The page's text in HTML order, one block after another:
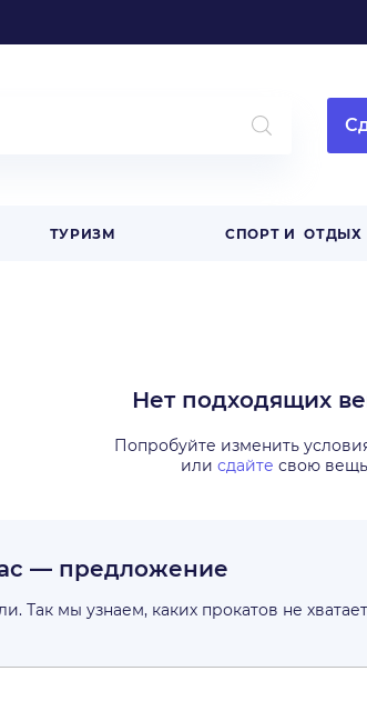
ТУРИЗМ СПОРТ И ОТДЫХ
Нет подходящих
Попробуйте изменить
или сдайте свою вещь
— предложение
Так мы узнаем, каких прокатов не хватает